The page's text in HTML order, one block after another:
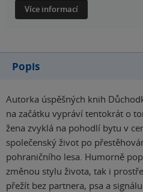
Více informací
Popis
Autorka úspěšných knih
na začátku vypráví tentokrát o
žena zvyklá na pohodlí bytu v
společenský život po
pohraničního lesa. Humorně
změnou stylu života, tak i
přežít bez partnera, psa a